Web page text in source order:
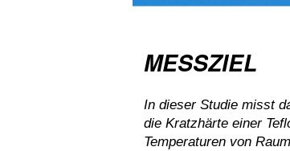
MESSZIEL
In dieser Studie misst
die Kratzhärte einer
Temperaturen von